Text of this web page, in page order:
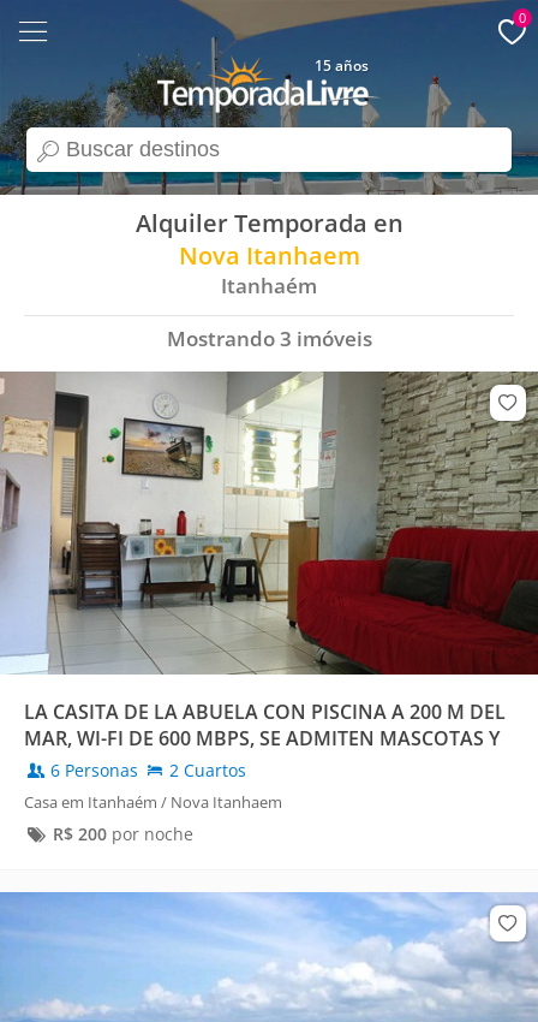
search
15 años
0
Alquiler Temporada en
Nova Itanhaem
Itanhaém
Mostrando3 imóveis
LA CASITA DE LA ABUELA CON PISCINA A 200 M DEL
MAR, WI-FI DE 600 MBPS, SE ADMITEN MASCOTAS Y
SIN CARGO.
6 Personas 2 Cuartos
Casa em Itanhaém / Nova Itanhaem
R$ 200por noche